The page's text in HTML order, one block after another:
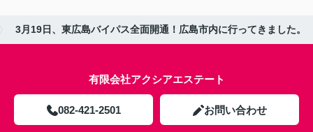
3月19日、東広島バイパス全面開通！広島市内に行ってきました。
有限会社アクシアエステート
082-421-2501 お問い合わせ